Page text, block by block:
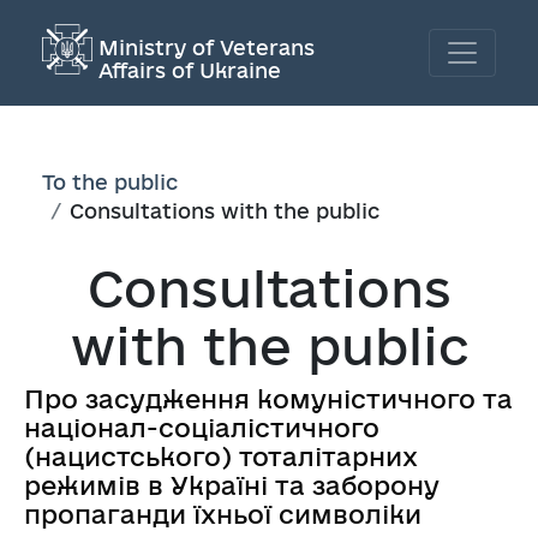
Ministry of Veterans
Affairs of Ukraine
To the public
Consultations with the public
Consultations
with the public
Про засудження комуністичного та
націонал-соціалістичного
(нацистського) тоталітарних
режимів в Україні та заборону
пропаганди їхньої символіки